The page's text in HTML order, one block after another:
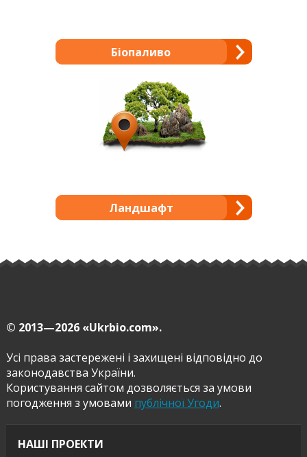
Біопаливо
Ландшафт
© 2013—2026 «Ukrbio.com».
Усі права застережені і захищені відповідно до
законодавства України.
Користування сайтом дозволяється за умови
погодження з умовами публічної Угоди.
НАШІ ПРОЕКТИ